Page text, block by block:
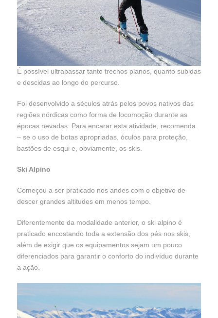
É possível ultrapassar tanto trechos planos, quanto subidas
e descidas ao longo do percurso.
Foi desenvolvido a séculos atrás pelos povos nativos das
regiões nórdicas como forma de locomoção durante as
épocas nevadas. Para encarar esta atividade, recomenda
– se o uso de botas apropriadas, óculos para proteção,
bastões de esqui e, obviamente, os skis.
Ski Alpino
Começou a ser praticado nos andes com o objetivo de
descer grandes altitudes em menos tempo.
Diferentemente da modalidade anterior, o ski alpino é
praticado encostando toda a extensão dos pés nos skis,
além de exigir que os equipamentos sejam um pouco
diferenciados para garantir o conforto do indivíduo durante
a ação.